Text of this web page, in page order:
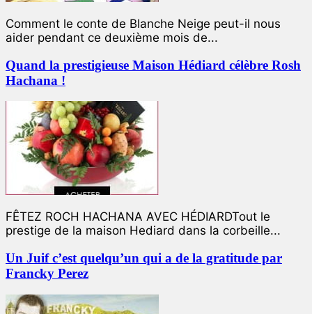
Comment le conte de Blanche Neige peut-il nous
aider pendant ce deuxième mois de...
Quand la prestigieuse Maison Hédiard célèbre Rosh
Hachana !
FÊTEZ ROCH HACHANA AVEC HÉDIARDTout le
prestige de la maison Hediard dans la corbeille...
Un Juif c’est quelqu’un qui a de la gratitude par
Francky Perez